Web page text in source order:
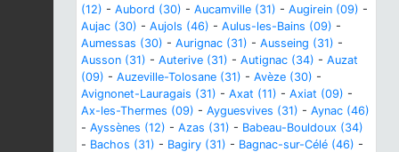
(12) - Aubord (30) - Aucamville (31) - Augirein (09) -
Aujac (30) - Aujols (46) - Aulus-les-Bains (09) -
Aumessas (30) - Aurignac (31) - Ausseing (31) -
Ausson (31) - Auterive (31) - Autignac (34) - Auzat
(09) - Auzeville-Tolosane (31) - Avèze (30) -
Avignonet-Lauragais (31) - Axat (11) - Axiat (09) -
Ax-les-Thermes (09) - Ayguesvives (31) - Aynac (46)
- Ayssènes (12) - Azas (31) - Babeau-Bouldoux (34)
- Bachos (31) - Bagiry (31) - Bagnac-sur-Célé (46) -